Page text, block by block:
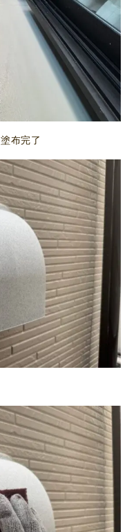
布完了